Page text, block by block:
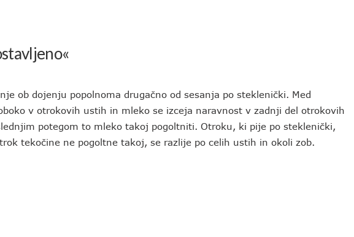
ob dojenju popolnoma drugačno od sesanja po steklenički. Med
v otrokovih ustih in mleko se izceja naravnost v zadnji del otrokovih
potegom to mleko takoj pogoltniti. Otroku, ki pije po steklenički,
tekočine ne pogoltne takoj, se razlije po celih ustih in okoli zob.